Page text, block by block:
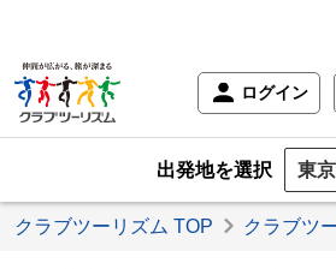
ログイン
出発地を選択
クラブツーリズム TOP クラブツ